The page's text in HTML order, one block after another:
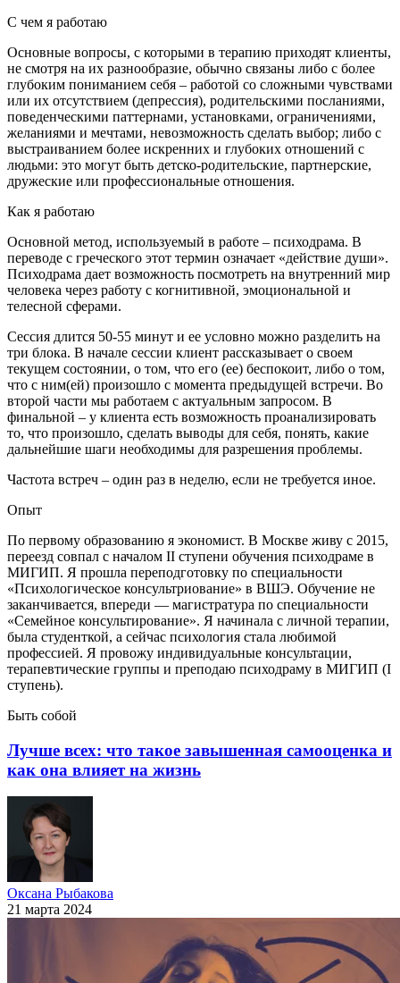
С чем я работаю
Основные вопросы, с которыми в терапию приходят клиенты,
не смотря на их разнообразие, обычно связаны либо с более
глубоким пониманием себя – работой со сложными чувствами
или их отсутствием (депрессия), родительскими посланиями,
поведенческими паттернами, установками, ограничениями,
желаниями и мечтами, невозможность сделать выбор; либо с
выстраиванием более искренних и глубоких отношений с
людьми: это могут быть детско-родительские, партнерские,
дружеские или профессиональные отношения.
Как я работаю
Основной метод, используемый в работе – психодрама. В
переводе с греческого этот термин означает «действие души».
Психодрама дает возможность посмотреть на внутренний мир
человека через работу с когнитивной, эмоциональной и
телесной сферами.
Сессия длится 50-55 минут и ее условно можно разделить на
три блока. В начале сессии клиент рассказывает о своем
текущем состоянии, о том, что его (ее) беспокоит, либо о том,
что с ним(ей) произошло с момента предыдущей встречи. Во
второй части мы работаем с актуальным запросом. В
финальной – у клиента есть возможность проанализировать
то, что произошло, сделать выводы для себя, понять, какие
дальнейшие шаги необходимы для разрешения проблемы.
Частота встреч – один раз в неделю, если не требуется иное.
Опыт
По первому образованию я экономист. В Москве живу с 2015,
переезд совпал с началом II ступени обучения психодраме в
МИГИП. Я прошла переподготовку по специальности
«Психологическое консультриование» в ВШЭ. Обучение не
заканчивается, впереди — магистратура по специальности
«Семейное консультирование». Я начинала с личной терапии,
была студенткой, а сейчас психология стала любимой
профессией. Я провожу индивидуальные консультации,
терапевтические группы и преподаю психодраму в МИГИП (I
ступень).
Быть собой
Лучше всех: что такое завышенная самооценка и
как она влияет на жизнь
Оксана Рыбакова
21 марта 2024